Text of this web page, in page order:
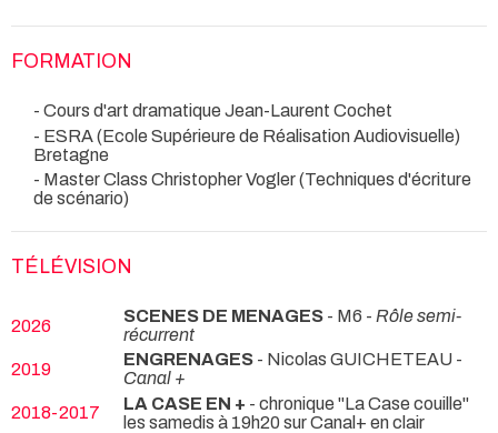
FORMATION
- Cours d'art dramatique Jean-Laurent Cochet
- ESRA (Ecole Supérieure de Réalisation Audiovisuelle)
Bretagne
- Master Class Christopher Vogler (Techniques d'écriture
de scénario)
TÉLÉVISION
2026 SCENES DE MENAGES - M6 - Rôle semi-
récurrent
2019
ENGRENAGES - Nicolas GUICHETEAU -
Canal +
2018-2017
LA CASE EN + - chronique "La Case couille"
les samedis à 19h20 sur Canal+ en clair